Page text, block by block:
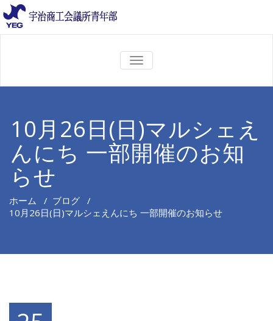
ナ
ビ
ン
を
切
り
替
10月26日(日)マルシェえ
んにち 一部開催のお知
らせ
ホーム / ブログ /
10月26日(日)マルシェえんにち 一部開催のお知らせ